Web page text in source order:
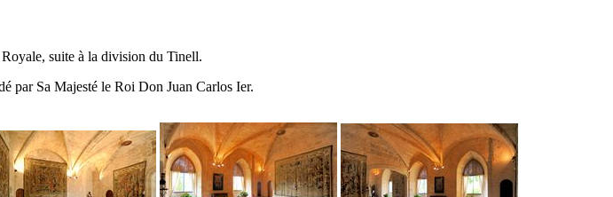
suite à la division du Tinell.
par Sa Majesté le Roi Don Juan Carlos Ier.